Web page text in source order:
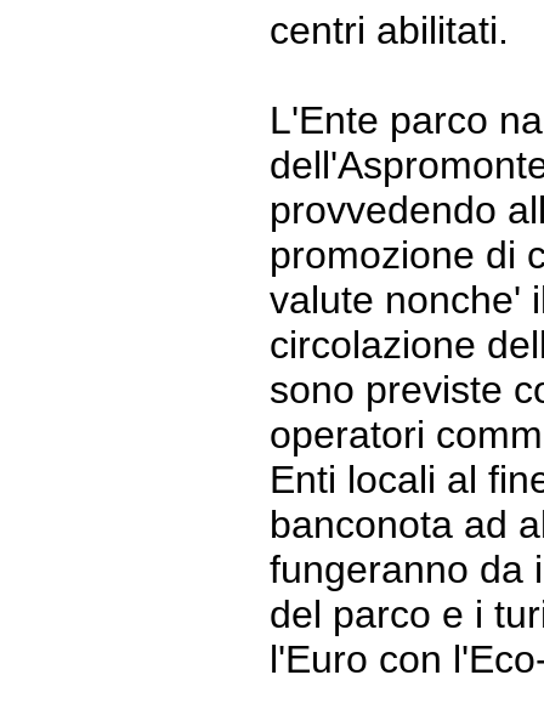
centri abilitati.
L'Ente parco
provvedendo
promozione di
valute nonche'
circolazione
sono previste
operatori
Enti locali al
banconota ad
fungeranno da
del parco e i
l'Euro con